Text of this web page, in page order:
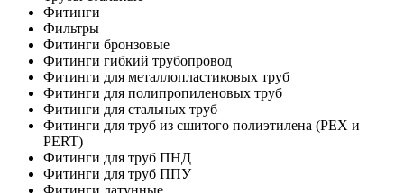
Фитинги
Фильтры
Фитинги бронзовые
Фитинги гибкий трубопровод
Фитинги для металлопластиковых труб
Фитинги для полипропиленовых труб
Фитинги для стальных труб
Фитинги для труб из сшитого полиэтилена (PEX и
PERT)
Фитинги для труб ПНД
Фитинги для труб ППУ
Фитинги латунные